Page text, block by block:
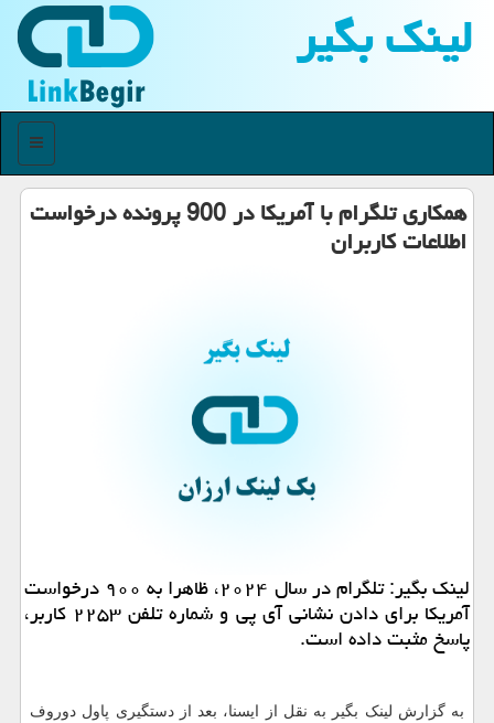
لینك بگیر
منو
همکاری تلگرام با آمریکا در 900 پرونده درخواست
اطلاعات کاربران
لینک بگیر: تلگرام در سال ۲۰۲۴، ظاهرا به ۹۰۰ درخواست
آمریکا برای دادن نشانی آی پی و شماره تلفن ۲۲۵۳ کاربر،
پاسخ مثبت داده است.
به گزارش لینک بگیر به نقل از ایسنا، بعد از دستگیری پاول دوروف